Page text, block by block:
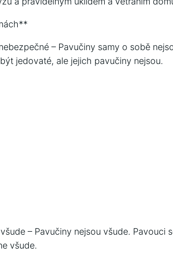
– Pavučiny samy o sobě
jedovaté, ale jejich pavučiny nejsou.
– Pavučiny nejsou všude. Pavouci
všude.